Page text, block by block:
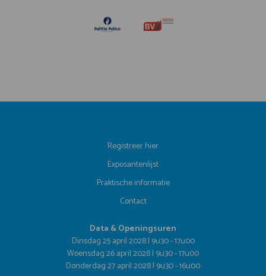
Registreer hier
Exposantenlijst
Praktische informatie
Contact
Data & Openingsuren
Dinsdag 25 april 2028 | 9u30 - 17u00
Woensdag 26 april 2028 | 9u30 - 17u00
Donderdag 27 april 2028 | 9u30 - 16u00